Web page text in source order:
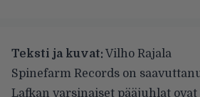
Teksti ja kuvat: Vilho Rajala
Spinefarm Records on
Lafkan varsinaiset pääjuhlat ovat